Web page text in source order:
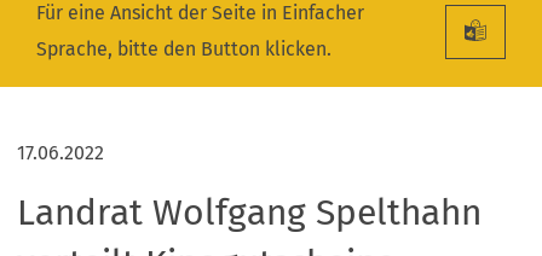
Für eine Ansicht der Seite in Einfacher
Sprache, bitte den Button klicken.
17.06.2022
Landrat Wolfgang Spelthahn